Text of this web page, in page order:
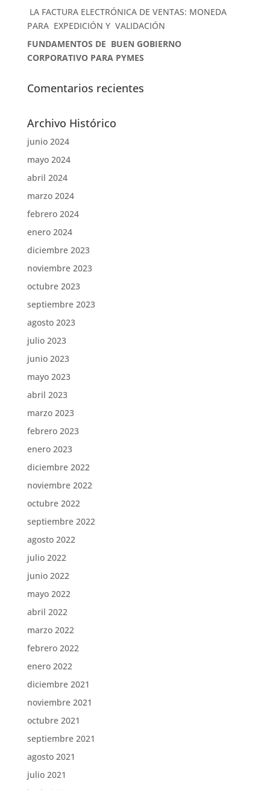
LA FACTURA ELECTRÓNICA DE VENTAS: MONEDA
PARA EXPEDICIÓN Y VALIDACIÓN
FUNDAMENTOS DE BUEN GOBIERNO
CORPORATIVO PARA PYMES
Comentarios recientes
Archivo Histórico
junio 2024
mayo 2024
abril 2024
marzo 2024
febrero 2024
enero 2024
diciembre 2023
noviembre 2023
octubre 2023
septiembre 2023
agosto 2023
julio 2023
junio 2023
mayo 2023
abril 2023
marzo 2023
febrero 2023
enero 2023
diciembre 2022
noviembre 2022
octubre 2022
septiembre 2022
agosto 2022
julio 2022
junio 2022
mayo 2022
abril 2022
marzo 2022
febrero 2022
enero 2022
diciembre 2021
noviembre 2021
octubre 2021
septiembre 2021
agosto 2021
julio 2021